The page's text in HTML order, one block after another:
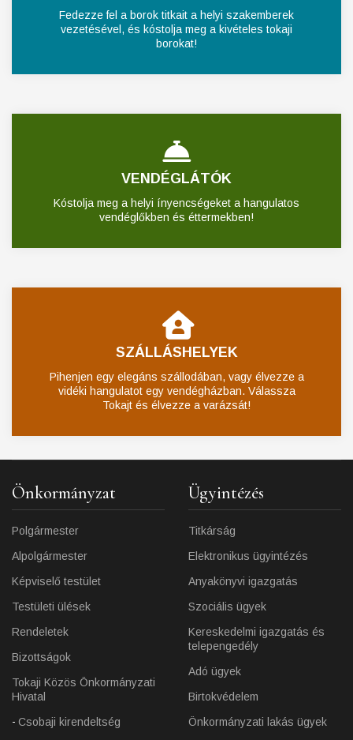
Fedezze fel a borok titkait a helyi szakemberek
vezetésével, és kóstolja meg a kivételes tokaji
borokat!
VENDÉGLÁTÓK
Kóstolja meg a helyi ínyencségeket a hangulatos
vendéglőkben és éttermekben!
SZÁLLÁSHELYEK
Pihenjen egy elegáns szállodában, vagy élvezze a
vidéki hangulatot egy vendégházban. Válassza
Tokajt és élvezze a varázsát!
Önkormányzat
Polgármester
Alpolgármester
Képviselő testület
Testületi ülések
Rendeletek
Bizottságok
Tokaji Közös Önkormányzati
Hivatal
Csobaji kirendeltség
Ügyintézés
Titkárság
Elektronikus ügyintézés
Anyakönyvi igazgatás
Szociális ügyek
Kereskedelmi igazgatás és
telepengedély
Adó ügyek
Birtokvédelem
Önkormányzati lakás ügyek